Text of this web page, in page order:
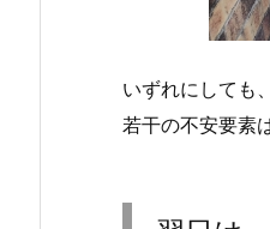
いずれにしても
若干の不安要素